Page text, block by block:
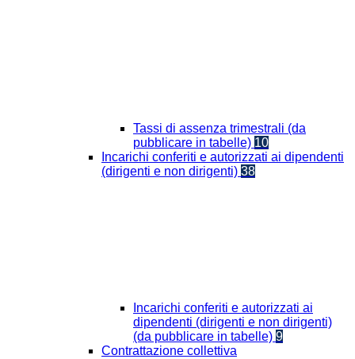
Tassi di assenza trimestrali (da
pubblicare in tabelle) 10
Incarichi conferiti e autorizzati ai dipendenti
(dirigenti e non dirigenti) 38
Incarichi conferiti e autorizzati ai
dipendenti (dirigenti e non dirigenti)
(da pubblicare in tabelle) 9
Contrattazione collettiva